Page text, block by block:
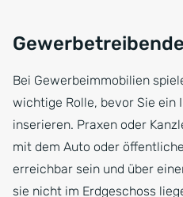
Gewerbetreibende
Bei Gewerbeimmobilien
wichtige Rolle, bevor Sie ein
inserieren. Praxen oder
mit dem Auto oder
erreichbar sein und über
sie nicht im Erdgeschoss